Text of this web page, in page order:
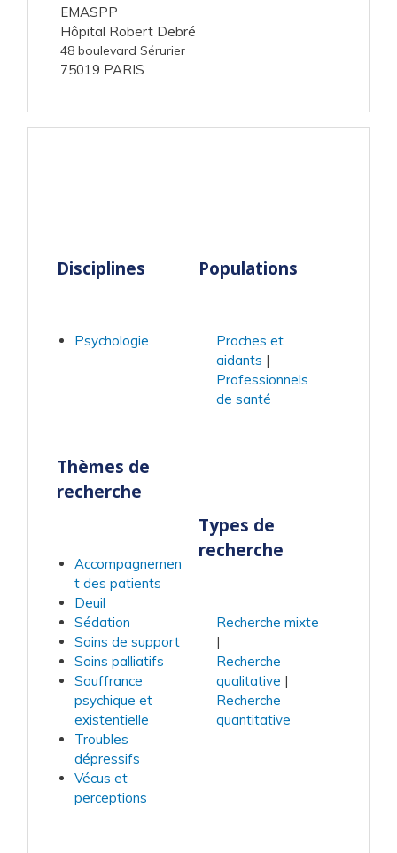
EMASPP
Hôpital Robert Debré
48 boulevard Sérurier
75019 PARIS
Disciplines
Psychologie
Thèmes de
recherche
Accompagnemen
t des patients
Deuil
Sédation
Soins de support
Soins palliatifs
Souffrance
psychique et
existentielle
Troubles
dépressifs
Vécus et
perceptions
Populations
Proches et
aidants
Professionnels
de santé
Types de
recherche
Recherche mixte
Recherche
qualitative
Recherche
quantitative